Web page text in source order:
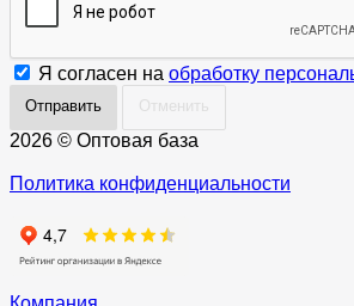
Я согласен на обработку
Отменить
2026 © Оптовая база
Политика конфиденциальности